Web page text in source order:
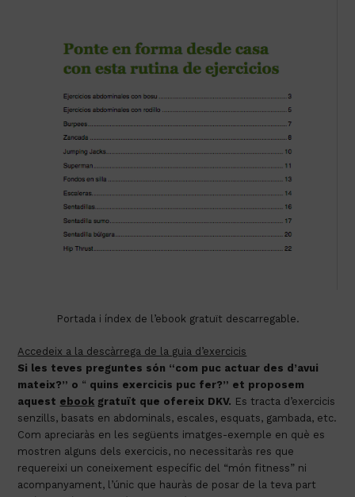
Portada i índex de l’ebook gratuït descarregable.
Accedeix a la descàrrega de la guia d’exercicis
Si les teves preguntes són “com puc actuar des d’avui
mateix?” o “ quins exercicis puc fer?” et proposem
aquest ebook gratuït que ofereix DKV. Es tracta d’exercicis
senzills, basats en abdominals, escales, esquats, gambada, etc.
Com apreciaràs en les següents imatges-exemple en què es
mostren alguns dels exercicis, no necessitaràs res que
requereixi un coneixement específic del “món fitness” ni
acompanyament, l’únic que hauràs de posar de la teva part